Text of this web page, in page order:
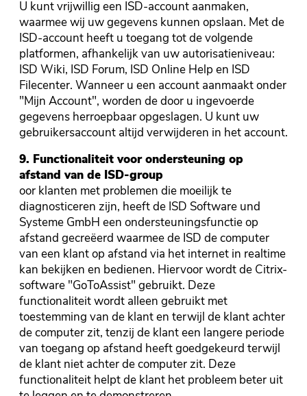
U kunt vrijwillig een ISD-account aanmaken,
waarmee wij uw gegevens kunnen opslaan. Met de
ISD-account heeft u toegang tot de volgende
platformen, afhankelijk van uw autorisatieniveau:
ISD Wiki, ISD Forum, ISD Online Help en ISD
Filecenter. Wanneer u een account aanmaakt onder
"Mijn Account", worden de door u ingevoerde
gegevens herroepbaar opgeslagen. U kunt uw
gebruikersaccount altijd verwijderen in het account.
9. Functionaliteit voor ondersteuning op
afstand van de ISD-group
oor klanten met problemen die moeilijk te
diagnosticeren zijn, heeft de ISD Software und
Systeme GmbH een ondersteuningsfunctie op
afstand gecreëerd waarmee de ISD de computer
van een klant op afstand via het internet in realtime
kan bekijken en bedienen. Hiervoor wordt de Citrix-
software "GoToAssist" gebruikt. Deze
functionaliteit wordt alleen gebruikt met
toestemming van de klant en terwijl de klant achter
de computer zit, tenzij de klant een langere periode
van toegang op afstand heeft goedgekeurd terwijl
de klant niet achter de computer zit. Deze
functionaliteit helpt de klant het probleem beter uit